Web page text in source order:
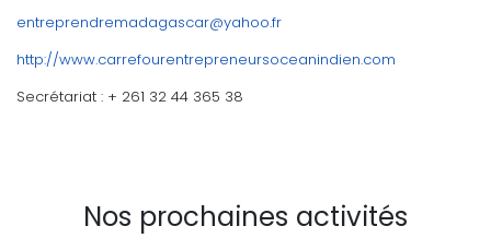
entreprendremadagascar@yahoo.fr
http://www.carrefourentrepreneursoceanindien.com
Secrétariat : + 261 32 44 365 38
Nos prochaines activités